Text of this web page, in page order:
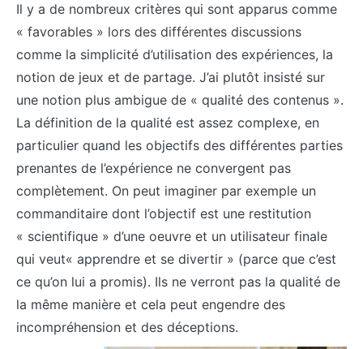
Il y a de nombreux critères qui sont apparus comme
« favorables » lors des différentes discussions
comme la simplicité d’utilisation des expériences, la
notion de jeux et de partage. J’ai plutôt insisté sur
une notion plus ambigue de « qualité des contenus ».
La définition de la qualité est assez complexe, en
particulier quand les objectifs des différentes parties
prenantes de l’expérience ne convergent pas
complètement. On peut imaginer par exemple un
commanditaire dont l’objectif est une restitution
« scientifique » d’une oeuvre et un utilisateur finale
qui veut« apprendre et se divertir » (parce que c’est
ce qu’on lui a promis). Ils ne verront pas la qualité de
la même manière et cela peut engendre des
incompréhension et des déceptions.